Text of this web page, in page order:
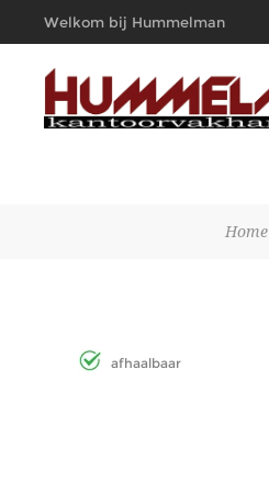
Welkom bij Hummelman
Kantoorvakhandel
Home
afhaalbaar